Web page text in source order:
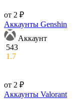
от 2 ₽
Аккаунты Genshin
Аккаунт
543
1.7
от 2 ₽
Аккаунты Valorant